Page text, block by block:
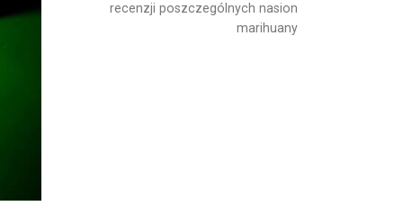
recenzji poszczególnych nasion
marihuany